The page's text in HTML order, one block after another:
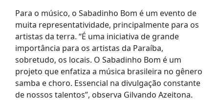
Para o músico, o Sabadinho Bom é um evento de
muita representatividade, principalmente para os
artistas da terra. “É uma iniciativa de grande
importância para os artistas da Paraíba,
sobretudo, os locais. O Sabadinho Bom é um
projeto que enfatiza a música brasileira no gênero
samba e choro. Essencial na divulgação constante
de nossos talentos”, observa Gilvando Azeitona.